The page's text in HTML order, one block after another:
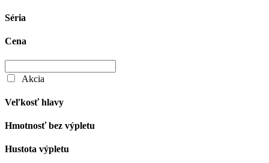
Séria
Cena
Akcia
Veľkosť hlavy
Hmotnosť bez výpletu
Hustota výpletu